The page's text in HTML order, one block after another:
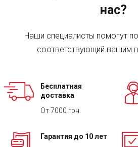
нас?
Наши специалисты помогут
соответствующий вашим
Бесплатная
доставка
От 7000 грн.
Гарантия до 10 лет